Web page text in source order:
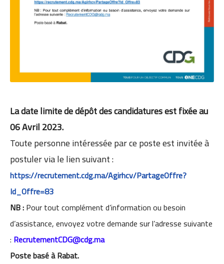
La date limite de dépôt des candidatures est fixée au
06 Avril 2023.
Toute personne intéressée par ce poste est invitée à
postuler via le lien suivant :
https://recrutement.cdg.ma/Agirhcv/PartageOffre?
Id_Offre=83
NB :Pour tout complément d’information ou besoin
d’assistance, envoyez votre demande surl’adresse suivante
: RecrutementCDG@cdg.ma
Poste basé à Rabat.